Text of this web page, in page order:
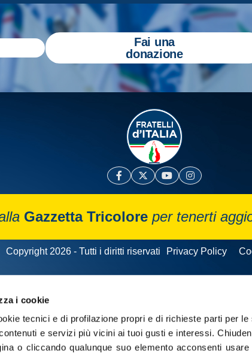
i cookie
tecnici e di profilazione propri e di richieste parti per le
e servizi più vicini ai tuoi gusti e interessi.
o cliccando qualunque suo elemento acconsenti
Fai una
donazione
Gazzetta Tricolore per tenerti
Copyright 2026 - Tutti i diritti riservati Privacy Policy